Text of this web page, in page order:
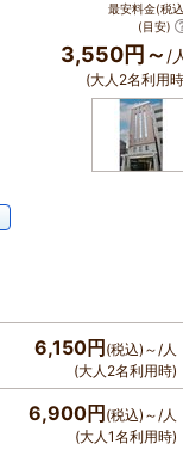
最安料金(税
(目安)
3,550円～ /
(大人2名利用
6,150円 (税込)～/人
(大人2名利用時)
6,900円 (税込)～/人
(大人1名利用時)